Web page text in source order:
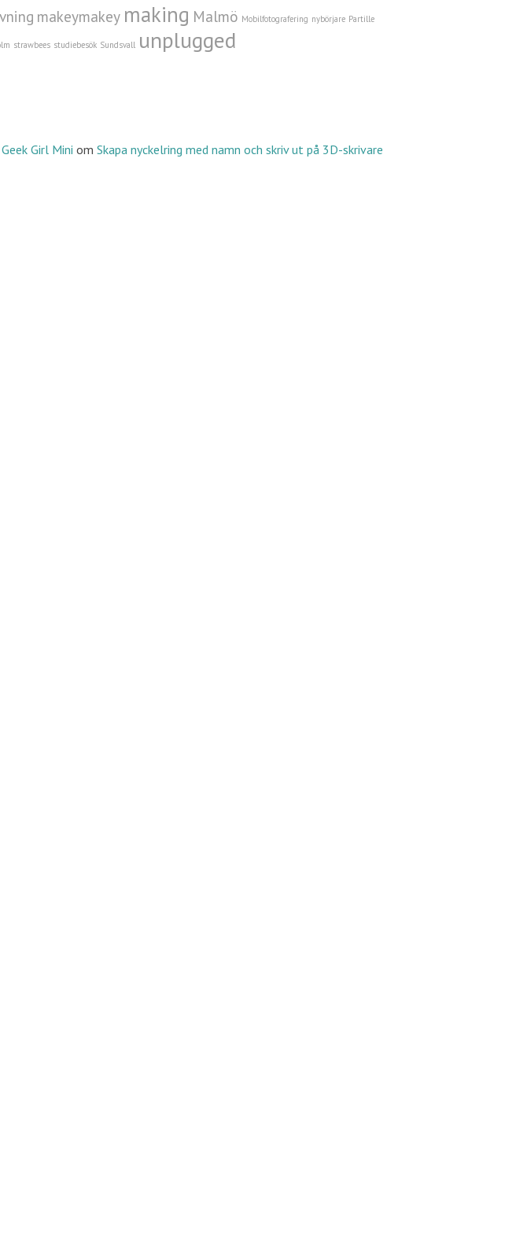
makeymakey making Malmö Mobilfotografering nybörjare Partille
strawbees studiebesök Sundsvall unplugged
Girl Mini om Skapa nyckelring med namn och skriv ut på 3D-skrivare